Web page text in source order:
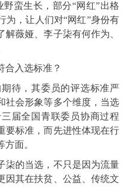
蛮生长，部分“网红”出格
为，让人们对“网红”身份有
薇娅、李子柒有何作为、
合入选标准？
待，其委员的评选标准严
社会形象等多个维度，当选
届全国青联委员协商过程
要标准，而先进性体现在行
面。
柒的当选，不只是因为流量
因其在扶贫、公益、传统文